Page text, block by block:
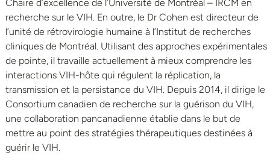
Chaire d’excellence de l’Université de Montréal – IRCM en
recherche sur le VIH. En outre, le Dr Cohen est directeur de
l’unité de rétrovirologie humaine à l’Institut de recherches
cliniques de Montréal. Utilisant des approches expérimentales
de pointe, il travaille actuellement à mieux comprendre les
interactions VIH-hôte qui régulent la réplication, la
transmission et la persistance du VIH. Depuis 2014, il dirige le
Consortium canadien de recherche sur la guérison du VIH,
une collaboration pancanadienne établie dans le but de
mettre au point des stratégies thérapeutiques destinées à
guérir le VIH.